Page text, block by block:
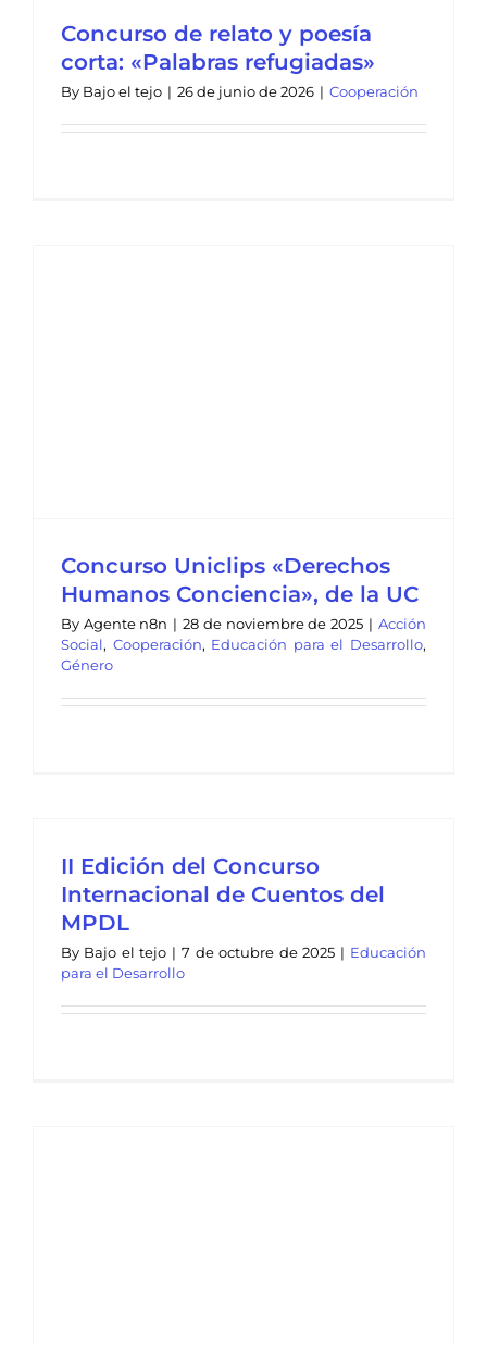
Concurso de relato y poesía
corta: «Palabras refugiadas»
By Bajo el tejo | 26 de junio de 2026 | Cooperación
Concurso Uniclips «Derechos
Humanos Conciencia», de la UC
By Agente n8n | 28 de noviembre de 2025 | Acción
Social, Cooperación, Educación para el Desarrollo,
Género
II Edición del Concurso
Internacional de Cuentos del
MPDL
By Bajo el tejo | 7 de octubre de 2025 | Educación
para el Desarrollo